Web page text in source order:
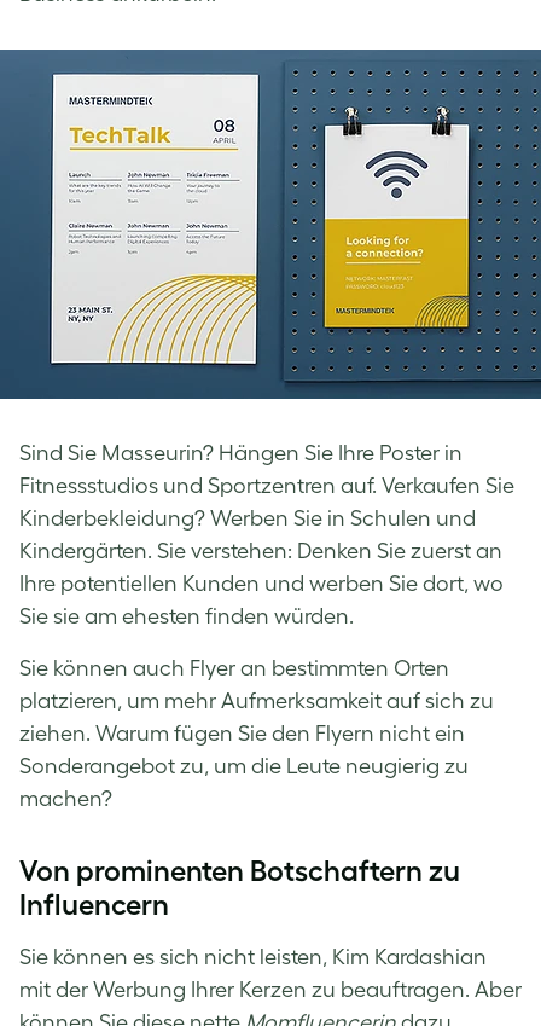
Sind Sie Masseurin? Hängen Sie Ihre Poster in
Fitnessstudios und Sportzentren auf. Verkaufen Sie
Kinderbekleidung? Werben Sie in Schulen und
Kindergärten. Sie verstehen: Denken Sie zuerst an
Ihre potentiellen Kunden und werben Sie dort, wo
Sie sie am ehesten finden würden.
Sie können auch Flyer an bestimmten Orten
platzieren, um mehr Aufmerksamkeit auf sich zu
ziehen. Warum fügen Sie den Flyern nicht ein
Sonderangebot zu, um die Leute neugierig zu
machen?
Von prominenten Botschaftern zu
Influencern
Sie können es sich nicht leisten, Kim Kardashian
mit der Werbung Ihrer Kerzen zu beauftragen. Aber